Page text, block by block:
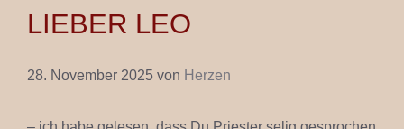
LIEBER LEO
28. November 2025 von Herzen